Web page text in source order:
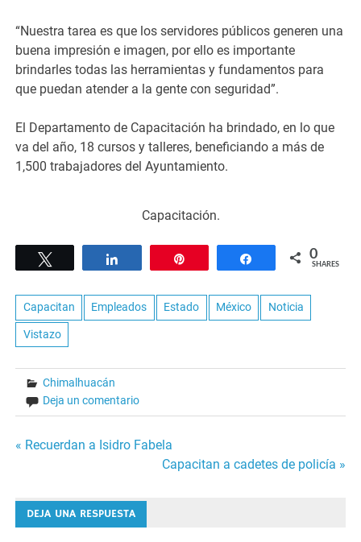
“Nuestra tarea es que los servidores públicos generen una
buena impresión e imagen, por ello es importante
brindarles todas las herramientas y fundamentos para
que puedan atender a la gente con seguridad”.
El Departamento de Capacitación ha brindado, en lo que
va del año, 18 cursos y talleres, beneficiando a más de
1,500 trabajadores del Ayuntamiento.
Capacitación.
Share 0
SHARES
Capacitan Empleados Estado México Noticia
Vistazo
Chimalhuacán
Deja un comentario
Navegación
entradas
« Recuerdan a Isidro Fabela
Capacitan a cadetes de policía »
DEJA UNA RESPUESTA